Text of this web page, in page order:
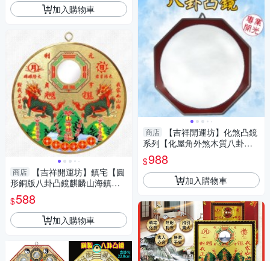
加入購物車
商店
【吉祥開運坊】鎮宅【圓
形銅版八卦凸鏡麒麟山海鎮小
型 化屋外煞氣 化壁刀路沖天斬
煞】開光
$588
加入購物車
商店
【吉祥開運坊】化煞凸鏡
系列【化屋角外煞木質八卦凸
鏡 大型22cm 合文公尺 凸面
鏡】開光 擇日
$988
加入購物車